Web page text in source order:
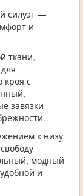
силуэт —
и
ткани,
кроя с
завязки
к низу
модный
и